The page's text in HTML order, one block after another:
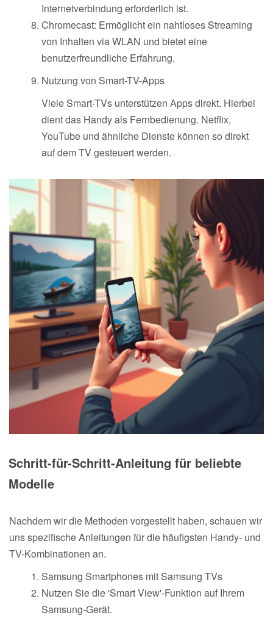
Internetverbindung erforderlich ist.
Chromecast: Ermöglicht ein nahtloses Streaming
von Inhalten via WLAN und bietet eine
benutzerfreundliche Erfahrung.
Nutzung von Smart-TV-Apps
Viele Smart-TVs unterstützen Apps direkt. Hierbei
dient das Handy als Fernbedienung. Netflix,
YouTube und ähnliche Dienste können so direkt
auf dem TV gesteuert werden.
Schritt-für-Schritt-Anleitung für beliebte
Modelle
Nachdem wir die Methoden vorgestellt haben, schauen wir
uns spezifische Anleitungen für die häufigsten Handy- und
TV-Kombinationen an.
Samsung Smartphones mit Samsung TVs
Nutzen Sie die 'Smart View'-Funktion auf Ihrem
Samsung-Gerät.